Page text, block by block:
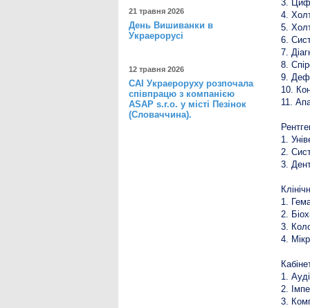
21 травня 2026
День Вишиванки в
Украерорусі
12 травня 2026
САІ Украероруху розпочала
співпрацю з компанією
ASAP s.r.o. у місті Пезінок
(Словаччина).
3.
4.
5.
6.
7.
8.
9.
10.
11.
1.
2.
3.
1.
2.
3.
4.
1.
2.
3.